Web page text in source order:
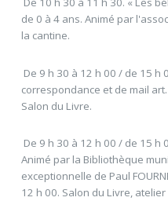
de 0 à 4 ans. Animé par
la cantine.
 De 9 h 30 à 12 h 00 / de 15
correspondance et de mail
Salon du Livre.
 De 9 h 30 à 12 h 00 / de 15
Animé par la Bibliothèque
exceptionnelle de Paul
12 h 00. Salon du Livre,